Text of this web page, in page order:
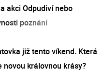
akci Odpudiví nebo
poznání
již tento víkend. Která
novou královnou krásy?